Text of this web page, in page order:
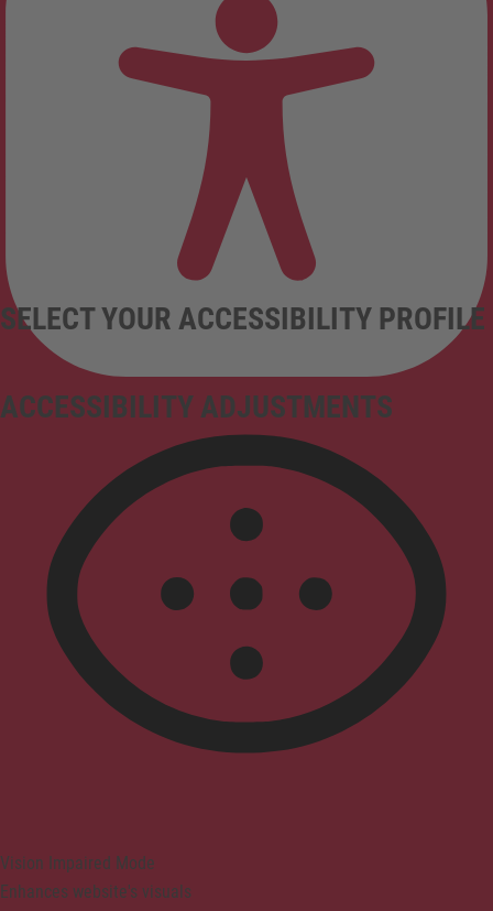
ACCESSIBILITY ADJUSTMENTS
SELECT YOUR ACCESSIBILITY PROFILE
Vision Impaired Mode
Enhances website's visuals